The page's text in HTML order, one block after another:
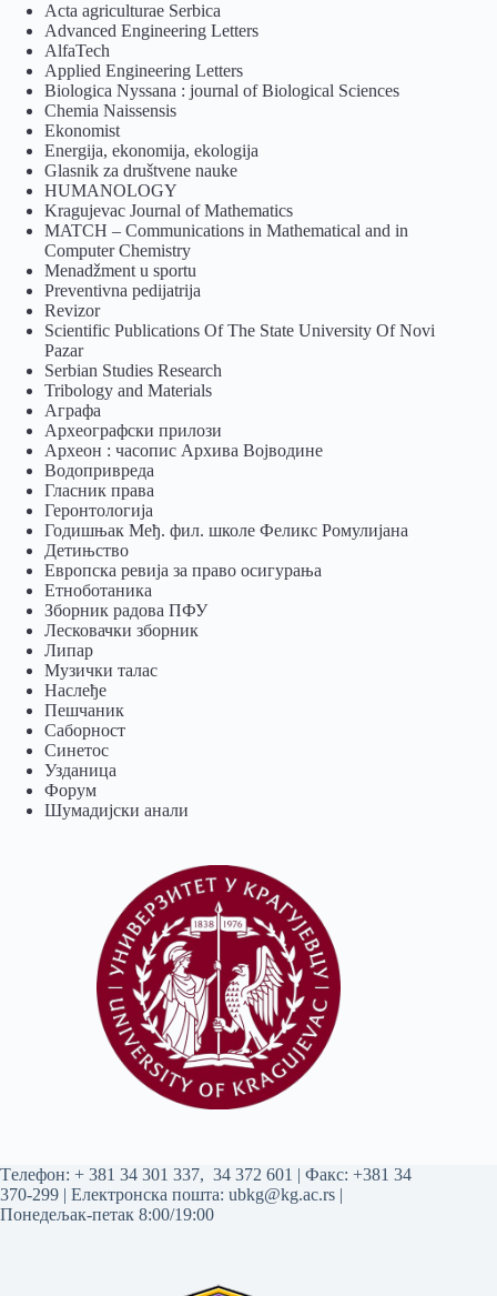
Acta agriculturae Serbica
Advanced Engineering Letters
AlfaTech
Applied Engineering Letters
Biologica Nyssana : journal of Biological Sciences
Chemia Naissensis
Ekonomist
Energija, ekonomija, ekologija
Glasnik za društvene nauke
HUMANOLOGY
Kragujevac Journal of Mathematics
MATCH – Communications in Mathematical and in
Computer Chemistry
Menadžment u sportu
Preventivna pedijatrija
Revizor
Scientific Publications Of The State University Of Novi
Pazar
Serbian Studies Research
Tribology and Materials
Аграфа
Археографски прилози
Археон : часопис Архива Војводине
Водопривреда
Гласник права
Геронтологија
Годишњак Међ. фил. школе Феликс Ромулијана
Детињство
Европска ревија за право осигурања
Eтноботаника
Зборник радова ПФУ
Лесковачки зборник
Липар
Музички талас
Наслеђе
Пешчаник
Саборност
Синетос
Узданица
Форум
Шумадијски анали
Tелефон: + 381 34 301 337, 34 372 601 | Факс: +381 34
370-299 | Електронска пошта: ubkg@kg.ac.rs |
Понедељак-петак 8:00/19:00